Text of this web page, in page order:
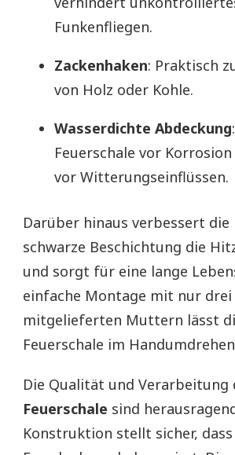
Funkenfliegen.
Zackenhaken: Praktisch
von Holz oder Kohle.
Wasserdichte Abdeckung
Feuerschale vor
vor Witterungseinflüssen.
Darüber hinaus verbessert
schwarze Beschichtung die
und sorgt für eine lange
einfache Montage mit nur drei
mitgelieferten Muttern lässt
Feuerschale im
Die Qualität und Verarbeitung
Feuerschale sind
Konstruktion stellt sicher, dass